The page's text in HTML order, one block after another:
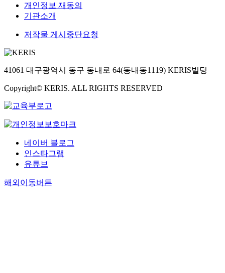
개인정보 재동의
기관소개
저작물 게시중단요청
41061 대구광역시 동구 동내로 64(동내동1119) KERIS빌딩
Copyright© KERIS. ALL RIGHTS RESERVED
네이버 블로그
인스타그램
유튜브
해외이동버튼